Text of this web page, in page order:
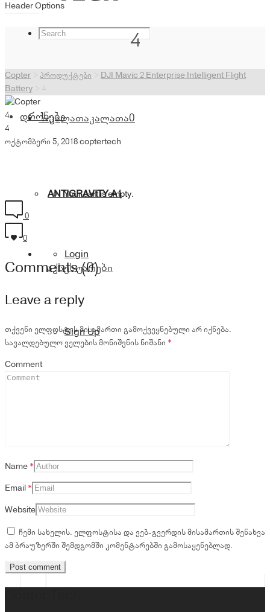
კალათაკალათა0
Your cart is empty.
Login
Sign Up
დრონები
ANTIGRAVITY A1
აქსესუარები
Header Options
4
Copter პროდუქტები
DJI Mavic 2 Enterprise Intelligent Flight
Battery
4
4
4
ოქტომბერი 5, 2018coptertech
0
0
Comments (0)
Leave a reply
თქვენი ელფოსტის მისამართი გამოქვეყნებული არ იქნება.
სავალდებულო ველების მონიშვნის ნიშანი *
Comment
Name *
Email *
Website
ჩემი სახელის. ელფოსტისა და ვებ-გვერდის მისამართის შენახვა
ამ ბრაუზერში შემდგომში კომენტარებში გამოსაყენებლად.